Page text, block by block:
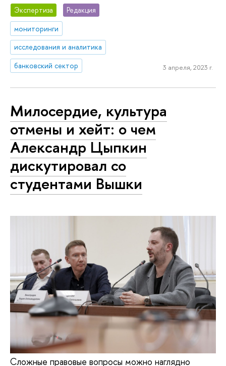
Экспертиза
Редакция
мониторинги
исследования и аналитика
банковский сектор
3 апреля, 2023 г.
Милосердие, культура
отмены и хейт: о чем
Александр Цыпкин
дискутировал со
студентами Вышки
Сложные правовые вопросы можно наглядно